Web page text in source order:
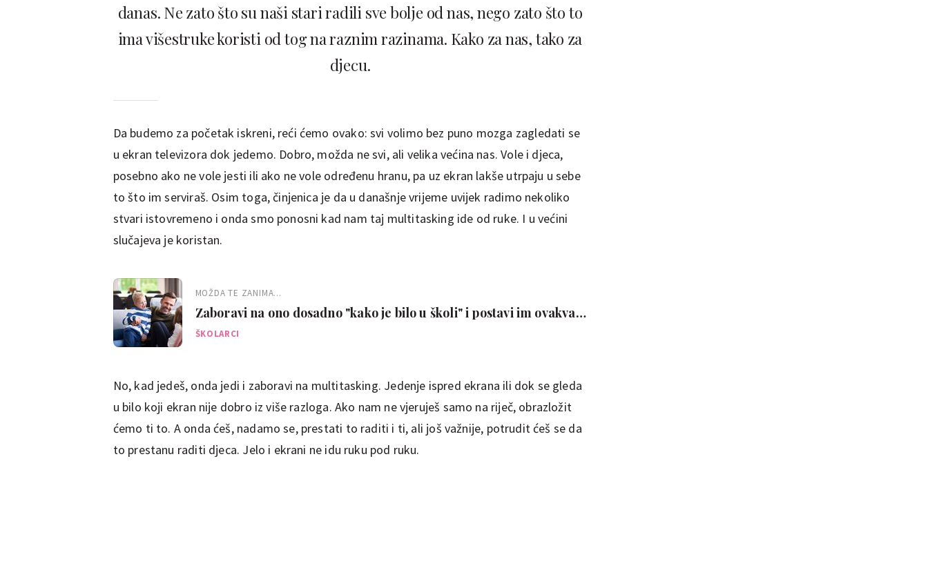
danas. Ne zato što su naši stari radili sve bolje od nas, nego zato što to
ima višestruke koristi od tog na raznim razinama. Kako za nas, tako za
djecu.
Da budemo za početak iskreni, reći ćemo ovako: svi volimo bez puno mozga zagledati se
u ekran televizora dok jedemo. Dobro, možda ne svi, ali velika većina nas. Vole i djeca,
posebno ako ne vole jesti ili ako ne vole određenu hranu, pa uz ekran lakše utrpaju u sebe
to što im serviraš. Osim toga, činjenica je da u današnje vrijeme uvijek radimo nekoliko
stvari istovremeno i onda smo ponosni kad nam taj multitasking ide od ruke. I u većini
slučajeva je koristan.
MOŽDA TE ZANIMA...
Zaboravi na ono dosadno "kako je bilo u školi" i postavi im ovakva
pitanja
ŠKOLARCI
No, kad jedeš, onda jedi i zaboravi na multitasking. Jedenje ispred ekrana ili dok se gleda
u bilo koji ekran nije dobro iz više razloga. Ako nam ne vjeruješ samo na riječ, obrazložit
ćemo ti to. A onda ćeš, nadamo se, prestati to raditi i ti, ali još važnije, potrudit ćeš se da
to prestanu raditi djeca. Jelo i ekrani ne idu ruku pod ruku.